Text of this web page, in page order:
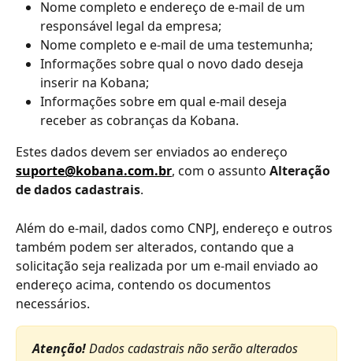
Nome completo e endereço de e-mail de um
responsável legal da empresa;
Nome completo e e-mail de uma testemunha;
Informações sobre qual o novo dado deseja
inserir na Kobana;
Informações sobre em qual e-mail deseja
receber as cobranças da Kobana.
Estes dados devem ser enviados ao endereço
suporte@kobana.com.br, com o assunto Alteração
de dados cadastrais.
Além do e-mail, dados como CNPJ, endereço e outros
também podem ser alterados, contando que a
solicitação seja realizada por um e-mail enviado ao
endereço acima, contendo os documentos
necessários.
Atenção! Dados cadastrais não serão alterados